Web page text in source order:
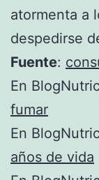
atormenta a
despedirse
Fuente:
En
fumar
En
años de vida